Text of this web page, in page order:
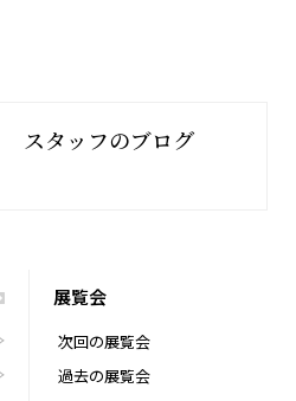
スタッフのブログ
展覧会
次回の展覧会
過去の展覧会